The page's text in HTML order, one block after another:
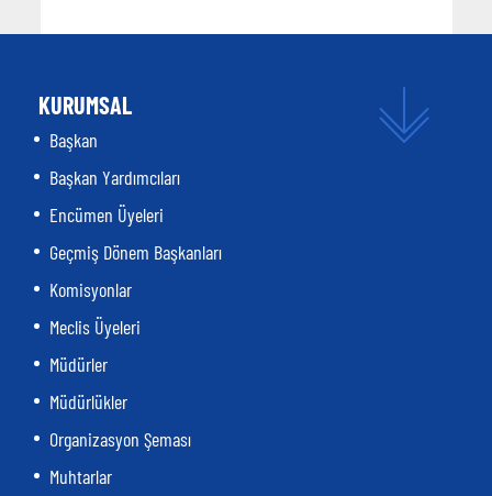
KURUMSAL
Başkan
Başkan Yardımcıları
Encümen Üyeleri
Geçmiş Dönem Başkanları
Komisyonlar
Meclis Üyeleri
Müdürler
Müdürlükler
Organizasyon Şeması
Muhtarlar